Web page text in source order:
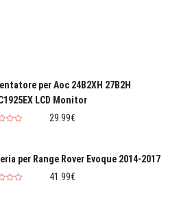
per Aoc 24B2XH 27B2H
LCD Monitor
29.99€
per Range Rover Evoque 2014-2017
41.99€